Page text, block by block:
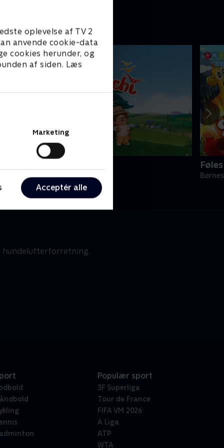
oplevelse af TV 2
anvende cookie-data
cookies herunder, og
af siden. Læs
Marketing
Acceptér alle
• 1 sæsoner
hundelufterforretning.
Populær sport
3F Superliga
Tour de France
FIFA VM 2026
A Liga
ATP
WTA